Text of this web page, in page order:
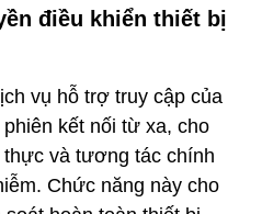
điều khiển thiết bị
vụ hỗ trợ truy cập của
kết nối từ xa, cho
và tương tác chính
Chức năng này cho